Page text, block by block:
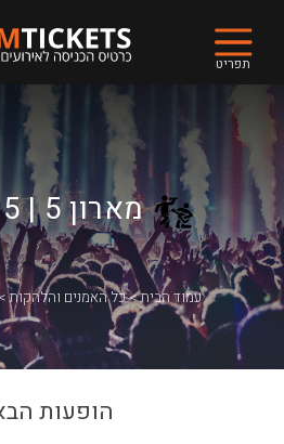
תפריט
מארון 5 | Maroon 5
כל האמנים והלהקות עמוד הבית
הופעות